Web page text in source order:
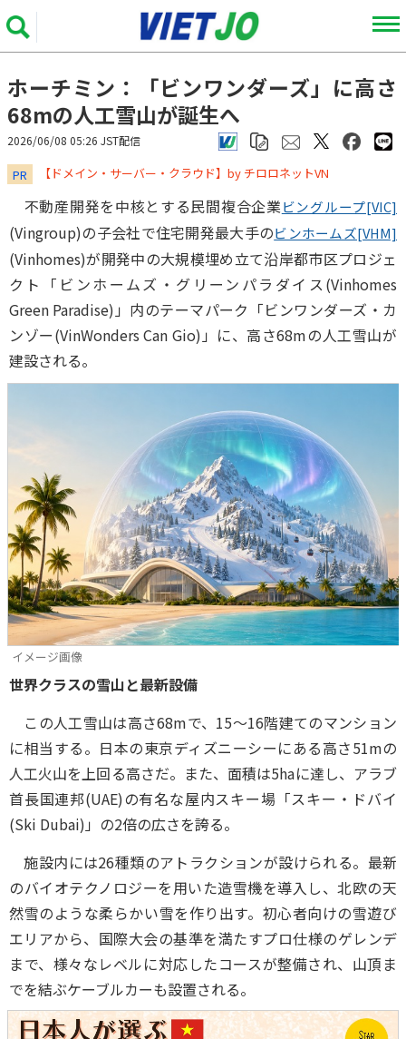
ホーチミン：「ビンワンダーズ」に高さ
68mの人工雪山が誕生へ
2026/06/08 05:26 JST配信
PR ​​​​​​​【ドメイン・サーバー・クラウド】by チロロネットVN
不動産開発を中核とする民間複合企業ビングループ[VIC]
(Vingroup)の子会社で住宅開発最大手のビンホームズ[VHM]
(Vinhomes)が開発中の大規模埋め立て沿岸都市区プロジェ
クト「ビンホームズ・グリーンパラダイス(Vinhomes
Green Paradise)」内のテーマパーク「ビンワンダーズ・カ
ンゾー(VinWonders Can Gio)」に、高さ68mの人工雪山が
建設される。
イメージ画像
世界クラスの雪山と最新設備
この人工雪山は高さ68mで、15～16階建てのマンション
に相当する。日本の東京ディズニーシーにある高さ51mの
人工火山を上回る高さだ。また、面積は5haに達し、アラブ
首長国連邦(UAE)の有名な屋内スキー場「スキー・ドバイ
(Ski Dubai)」の2倍の広さを誇る。
施設内には26種類のアトラクションが設けられる。最新
のバイオテクノロジーを用いた造雪機を導入し、北欧の天
然雪のような柔らかい雪を作り出す。初心者向けの雪遊び
エリアから、国際大会の基準を満たすプロ仕様のゲレンデ
まで、様々なレベルに対応したコースが整備され、山頂ま
でを結ぶケーブルカーも設置される。